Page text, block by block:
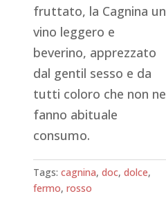
fruttato, la Cagnina un
vino leggero e
beverino, apprezzato
dal gentil sesso e da
tutti coloro che non ne
fanno abituale
consumo.
Tags:cagnina,doc,dolce,
fermo,rosso